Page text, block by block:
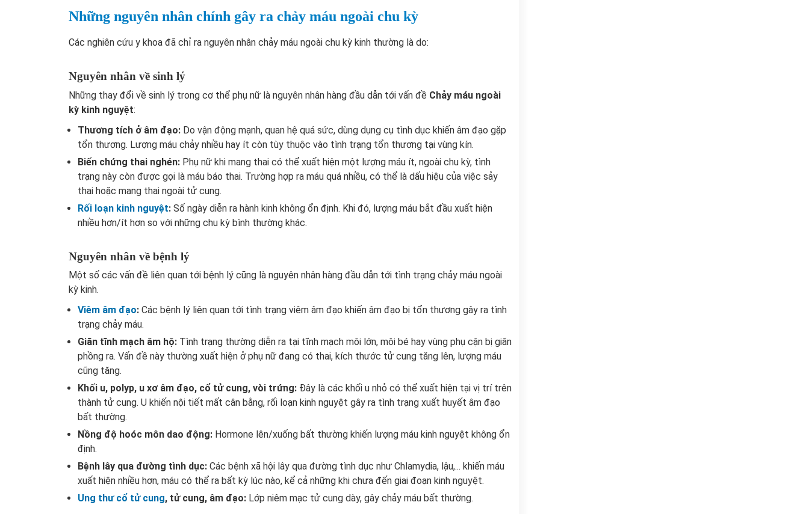
Những nguyên nhân chính gây ra chảy máu ngoài chu kỳ
Các nghiên cứu y khoa đã chỉ ra nguyên nhân chảy máu ngoài chu kỳ kinh thường là do:
Nguyên nhân về sinh lý
Những thay đổi về sinh lý trong cơ thể phụ nữ là nguyên nhân hàng đầu dẫn tới vấn đề Chảy máu ngoài
kỳ kinh nguyệt:
Thương tích ở âm đạo: Do vận động mạnh, quan hệ quá sức, dùng dụng cụ tình dục khiến âm đạo gặp
tổn thương. Lượng máu chảy nhiều hay ít còn tùy thuộc vào tình trạng tổn thương tại vùng kín.
Biến chứng thai nghén: Phụ nữ khi mang thai có thể xuất hiện một lượng máu ít, ngoài chu kỳ, tình
trạng này còn được gọi là máu báo thai. Trường hợp ra máu quá nhiều, có thể là dấu hiệu của việc sảy
thai hoặc mang thai ngoài tử cung.
Rối loạn kinh nguyệt: Số ngày diễn ra hành kinh không ổn định. Khi đó, lượng máu bắt đầu xuất hiện
nhiều hơn/ít hơn so với những chu kỳ bình thường khác.
Nguyên nhân về bệnh lý
Một số các vấn đề liên quan tới bệnh lý cũng là nguyên nhân hàng đầu dẫn tới tình trạng chảy máu ngoài
kỳ kinh.
Viêm âm đạo: Các bệnh lý liên quan tới tình trạng viêm âm đạo khiến âm đạo bị tổn thương gây ra tình
trạng chảy máu.
Giãn tĩnh mạch âm hộ: Tình trạng thường diễn ra tại tĩnh mạch môi lớn, môi bé hay vùng phụ cận bị giãn
phồng ra. Vấn đề này thường xuất hiện ở phụ nữ đang có thai, kích thước tử cung tăng lên, lượng máu
cũng tăng.
Khối u, polyp, u xơ âm đạo, cổ tử cung, vòi trứng: Đây là các khối u nhỏ có thể xuất hiện tại vị trí trên
thành tử cung. U khiến nội tiết mất cân bằng, rối loạn kinh nguyệt gây ra tình trạng xuất huyết âm đạo
bất thường.
Nồng độ hoóc môn dao động: Hormone lên/xuống bất thường khiến lượng máu kinh nguyệt không ổn
định.
Bệnh lây qua đường tình dục: Các bệnh xã hội lây qua đường tình dục như Chlamydia, lậu,... khiến máu
xuất hiện nhiều hơn, máu có thể ra bất kỳ lúc nào, kể cả những khi chưa đến giai đoạn kinh nguyệt.
Ung thư cổ tử cung, tử cung, âm đạo: Lớp niêm mạc tử cung dày, gây chảy máu bất thường.